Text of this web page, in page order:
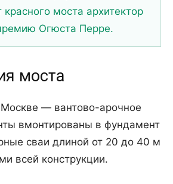
красного моста архитектор
Огюста Перре.
моста
— вантово-арочное
вмонтированы в фундамент
сваи длиной от 20 до 40 м
всей конструкции.